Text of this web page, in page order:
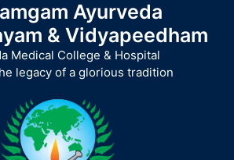
Ayurveda
& Vidyapeedham
Medical College & Hospital
legacy of a glorious tradition